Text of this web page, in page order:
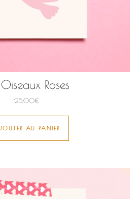
Roses
25,00€
AU PANIER